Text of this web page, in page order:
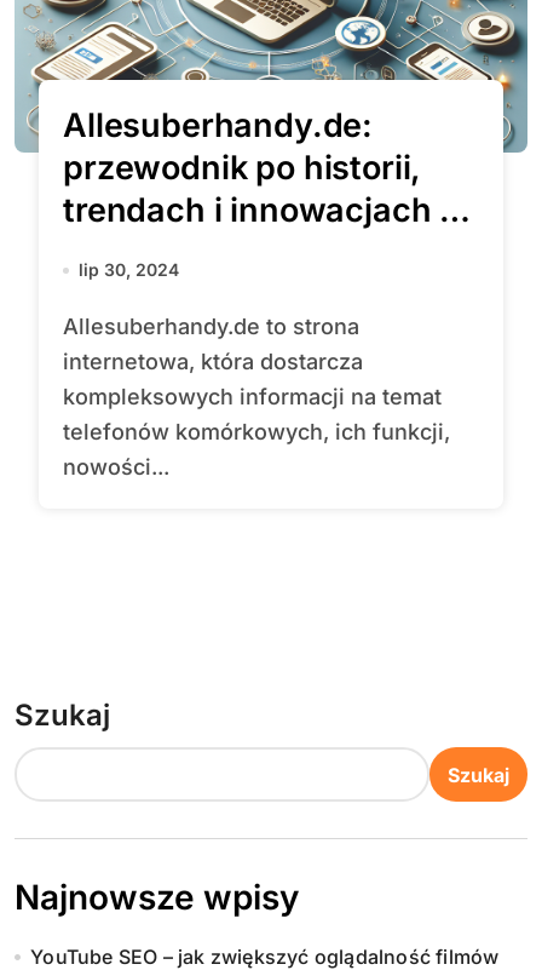
Allesuberhandy.de:
przewodnik po historii,
trendach i innowacjach w
świecie telefonów
lip 30, 2024
Allesuberhandy.de to strona
internetowa, która dostarcza
kompleksowych informacji na temat
telefonów komórkowych, ich funkcji,
nowości...
Szukaj
Szukaj
Najnowsze wpisy
YouTube SEO – jak zwiększyć oglądalność filmów